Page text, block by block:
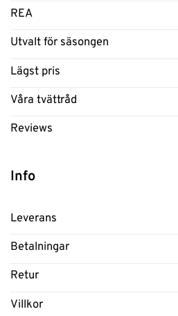
REA
Utvalt för säsongen
Lägst pris
Våra tvättråd
Reviews
Info
Leverans
Betalningar
Retur
Villkor